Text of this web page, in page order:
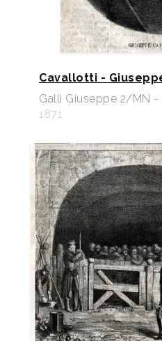
Cavallotti -
Galli Giuseppe 2/MN -
1871